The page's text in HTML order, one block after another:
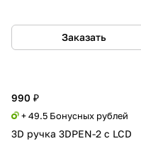
Заказать
990 ₽
+ 49.5 Бонусных рублей
3D ручка 3DPEN-2 с LCD